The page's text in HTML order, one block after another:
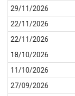
29/11/2026
22/11/2026
22/11/2026
18/10/2026
11/10/2026
27/09/2026